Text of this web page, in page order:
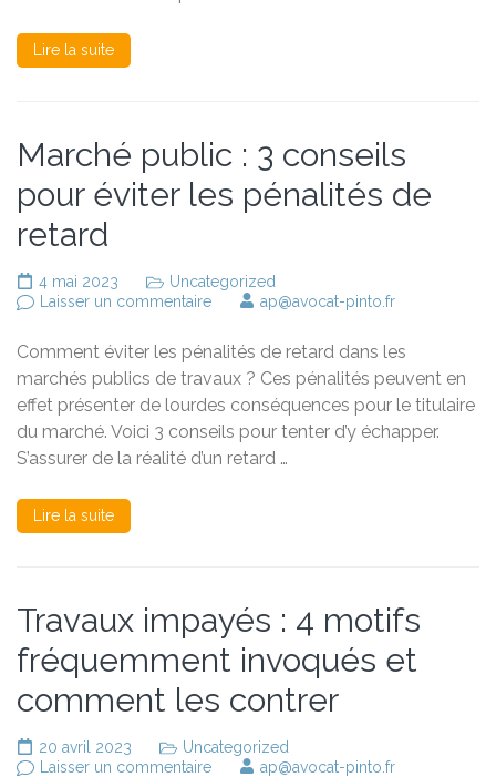
mise
Lire la suite
Marché public : 3 conseils
pour éviter les pénalités de
retard
4 mai 2023
Uncategorized
Laisser un commentairesur
:
3
pour
éviter
les
pénalités
ap@avocat-pinto.fr
Comment éviter les pénalités de retard dans les
marchés publics de travaux ? Ces pénalités peuvent en
effet présenter de lourdes conséquences pour le titulaire
du marché. Voici 3 conseils pour tenter d’y échapper.
S’assurer de la réalité d’un retard …
Lire la suite
Travaux impayés : 4 motifs
fréquemment invoqués et
comment les contrer
20 avril 2023
Uncategorized
Laisser un commentairesur
ap@avocat-pinto.fr